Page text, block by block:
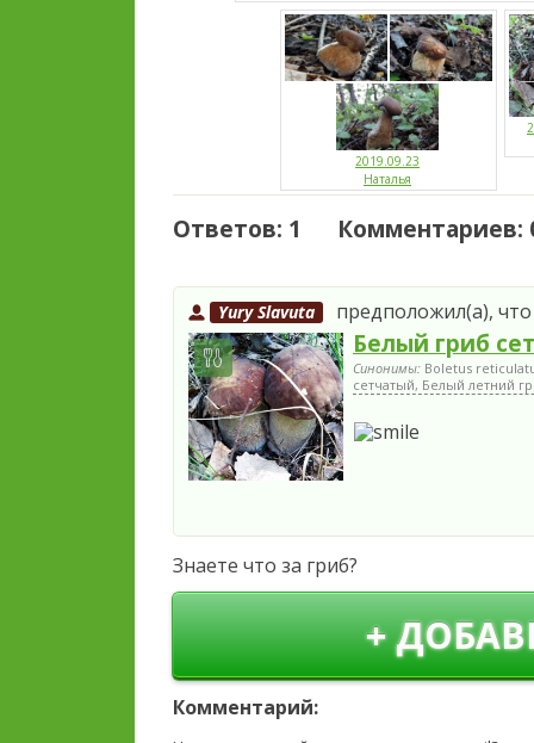
2019.09.23
Наталья
Ответов: 1 Комментариев:
Yury Slavuta предположил(а), что
Белый гриб
Синонимы: Boletus
сетчатый, Белый летний
Знаете что за гриб?
+
Комментарий: